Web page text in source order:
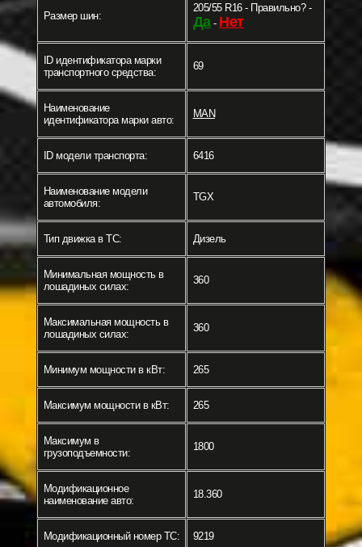
Размер шин:
205/55 R16 - Правильно? -
Да- Нет
ID идентификатора марки
транспортного средства:
69
Наименование
идентификатора марки авто:
MAN
ID модели транспорта: 6416
Наименование модели
автомобиля:
TGX
Тип движка в ТС: Дизель
Минимальная мощность в
лошадиных силах:
360
Максимальная мощность в
лошадиных силах:
360
Минимум мощности в кВт: 265
Максимум мощности в кВт: 265
Максимум в
грузоподъемности:
1800
Модификационное
наименование авто:
18.360
Модификационный номер ТС: 9219